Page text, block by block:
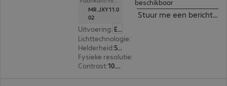
MR.JXY11.0
02
Uitvoering: Europa
Lichttechnologie:
Helderheid: 5.200 ANSI-lumen
Fysieke resolutie:
Contrast: 10.000:1
beschikbaar
Stuur me een bericht